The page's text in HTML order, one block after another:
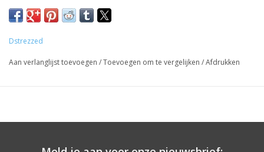
Dstrezzed
Aan verlanglijst toevoegen /Toevoegen om te vergelijken /Afdrukken